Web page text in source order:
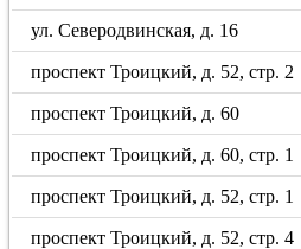
ул. Северодвинская, д. 16
проспект Троицкий, д. 52, стр. 2
проспект Троицкий, д. 60
проспект Троицкий, д. 60, стр. 1
проспект Троицкий, д. 52, стр. 1
проспект Троицкий, д. 52, стр. 4